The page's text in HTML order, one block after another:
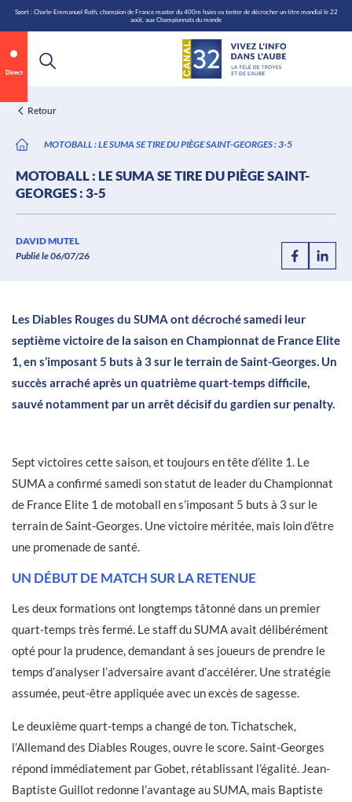
Aller
au
contenu
Sport : Charle-Emmanuel Roth, champion de France master du 400m haies va tenter de décrocher un titre mondial le 22
août, aux Championnats du monde
Direct
Retour
MOTOBALL : LE SUMA SE TIRE DU PIÈGE SAINT-GEORGES : 3-5
MOTOBALL : LE SUMA SE TIRE DU PIÈGE SAINT-
GEORGES : 3-5
DAVID MUTEL
Publié le 06/07/26
0:07 / 0:12
Les Diables Rouges du SUMA ont décroché samedi leur
septième victoire de la saison en Championnat de France Elite
1, en s’imposant 5 buts à 3 sur le terrain de Saint-Georges. Un
succès arraché après un quatrième quart-temps difficile,
sauvé notamment par un arrêt décisif du gardien sur penalty.
Sept victoires cette saison, et toujours en tête d’élite 1. Le
SUMA a confirmé samedi son statut de leader du Championnat
de France Elite 1 de motoball en s’imposant 5 buts à 3 sur le
terrain de Saint-Georges. Une victoire méritée, mais loin d’être
une promenade de santé.
UN DÉBUT DE MATCH SUR LA RETENUE
Les deux formations ont longtemps tâtonné dans un premier
quart-temps très fermé. Le staff du SUMA avait délibérément
opté pour la prudence, demandant à ses joueurs de prendre le
temps d’analyser l’adversaire avant d’accélérer. Une stratégie
assumée, peut-être appliquée avec un excès de sagesse.
Le deuxième quart-temps a changé de ton. Tichatschek,
l’Allemand des Diables Rouges, ouvre le score. Saint-Georges
répond immédiatement par Gobet, rétablissant l’égalité. Jean-
Baptiste Guillot redonne l’avantage au SUMA, mais Baptiste